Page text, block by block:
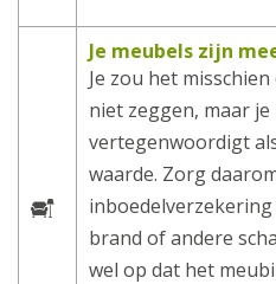
Je meubels zijn
Je zou het
niet zeggen, maar
vertegenwoordigt
waarde. Zorg
brand of andere
wel op dat het